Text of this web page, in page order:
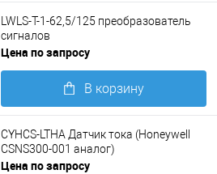
Подробнее
LWLS-T-1-62,5/125 преобразователь
сигналов
Цена по запросу
В корзину
Подробнее
CYHCS-LTHA Датчик тока (Honeywell
CSNS300-001 аналог)
Цена по запросу